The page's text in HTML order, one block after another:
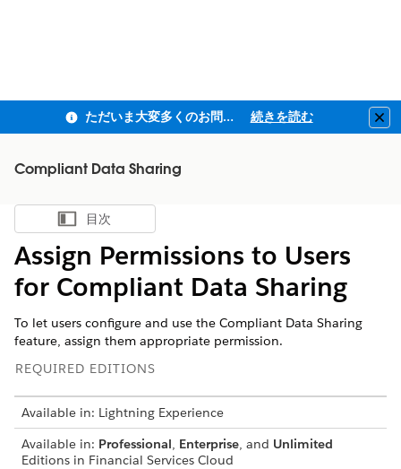
ただいま大変多くのお問い合わせをいただいており、ご連絡までにお時間を頂戴しております 続きを読む
Compliant Data Sharing
目次を表示
目次
Assign Permissions to Users
for Compliant Data Sharing
To let users configure and use the Compliant Data Sharing
feature, assign them appropriate permission.
REQUIRED EDITIONS
Available in: Lightning Experience
Available in: Professional, Enterprise, and Unlimited
Editions in Financial Services Cloud